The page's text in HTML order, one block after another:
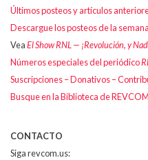
Últimos posteos y artículos
Descargue los posteos de la semana
VeaEl Show RNL — ¡Revolución, y
Números especiales del periódico
Suscripciones – Donativos –
Busque en la Biblioteca de
CONTACTO
Siga revcom.us: